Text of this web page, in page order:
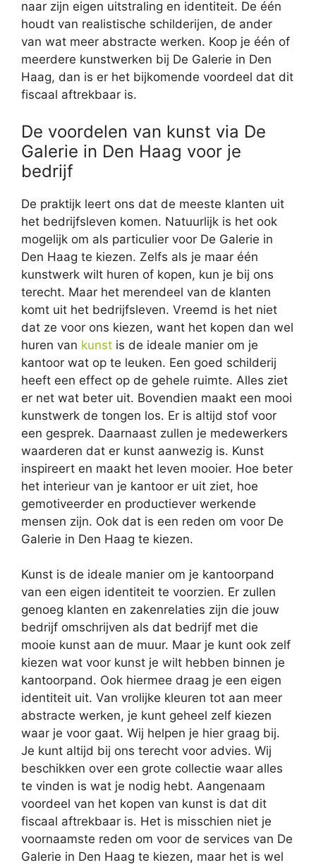
naar zijn eigen uitstraling en identiteit. De één
houdt van realistische schilderijen, de ander
van wat meer abstracte werken. Koop je één of
meerdere kunstwerken bij De Galerie in Den
Haag, dan is er het bijkomende voordeel dat dit
fiscaal aftrekbaar is.
De voordelen van kunst via De
Galerie in Den Haag voor je
bedrijf
De praktijk leert ons dat de meeste klanten uit
het bedrijfsleven komen. Natuurlijk is het ook
mogelijk om als particulier voor De Galerie in
Den Haag te kiezen. Zelfs als je maar één
kunstwerk wilt huren of kopen, kun je bij ons
terecht. Maar het merendeel van de klanten
komt uit het bedrijfsleven. Vreemd is het niet
dat ze voor ons kiezen, want het kopen dan wel
huren van kunst is de ideale manier om je
kantoor wat op te leuken. Een goed schilderij
heeft een effect op de gehele ruimte. Alles ziet
er net wat beter uit. Bovendien maakt een mooi
kunstwerk de tongen los. Er is altijd stof voor
een gesprek. Daarnaast zullen je medewerkers
waarderen dat er kunst aanwezig is. Kunst
inspireert en maakt het leven mooier. Hoe beter
het interieur van je kantoor er uit ziet, hoe
gemotiveerder en productiever werkende
mensen zijn. Ook dat is een reden om voor De
Galerie in Den Haag te kiezen.
Kunst is de ideale manier om je kantoorpand
van een eigen identiteit te voorzien. Er zullen
genoeg klanten en zakenrelaties zijn die jouw
bedrijf omschrijven als dat bedrijf met die
mooie kunst aan de muur. Maar je kunt ook zelf
kiezen wat voor kunst je wilt hebben binnen je
kantoorpand. Ook hiermee draag je een eigen
identiteit uit. Van vrolijke kleuren tot aan meer
abstracte werken, je kunt geheel zelf kiezen
waar je voor gaat. Wij helpen je hier graag bij.
Je kunt altijd bij ons terecht voor advies. Wij
beschikken over een grote collectie waar alles
te vinden is wat je nodig hebt. Aangenaam
voordeel van het kopen van kunst is dat dit
fiscaal aftrekbaar is. Het is misschien niet je
voornaamste reden om voor de services van De
Galerie in Den Haag te kiezen, maar het is wel